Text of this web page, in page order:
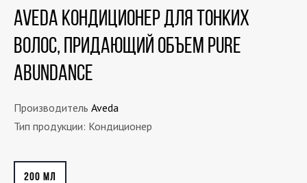
AVEDA Кондиционер для тонких
волос, придающий объем Pure
Abundance
Производитель Aveda
Тип продукции: Кондиционер
200 МЛ